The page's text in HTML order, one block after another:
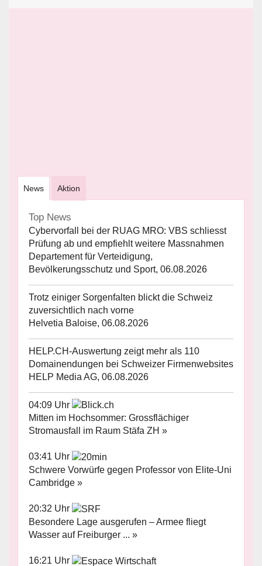
News Aktion
Top News
Cybervorfall bei der RUAG MRO: VBS schliesst
Prüfung ab und empfiehlt weitere Massnahmen
Departement für Verteidigung,
Bevölkerungsschutz und Sport, 06.08.2026
Trotz einiger Sorgenfalten blickt die Schweiz
zuversichtlich nach vorne
Helvetia Baloise, 06.08.2026
HELP.CH-Auswertung zeigt mehr als 110
Domainendungen bei Schweizer Firmenwebsites
HELP Media AG, 06.08.2026
04:09 Uhr
Mitten im Hochsommer: Grossflächiger
Stromausfall im Raum Stäfa ZH »
03:41 Uhr
Schwere Vorwürfe gegen Professor von Elite-Uni
Cambridge »
20:32 Uhr
Besondere Lage ausgerufen – Armee fliegt
Wasser auf Freiburger ... »
16:21 Uhr